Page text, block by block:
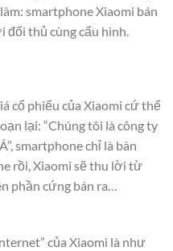
smartphone Xiaomi bán
đối thủ cùng cấu hình.
cổ phiếu của Xiaomi cứ thế
lại: “Chúng tôi là công ty
smartphone chỉ là bàn
rồi, Xiaomi sẽ thu lời từ
phần cứng bán ra…
của Xiaomi là như